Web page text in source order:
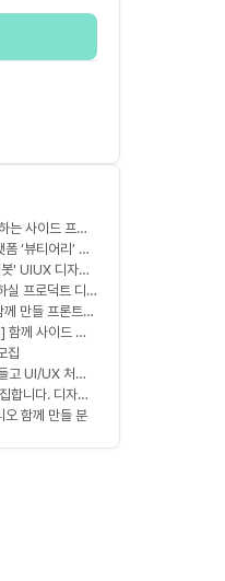
는 사이드 프로
‘뷰티어리’ 디
합니다
' UIUX 디자인
실 프로덕트 디
만들 프론트엔
함께 사이드 프
집
고 UI/UX 처음
' 구합니다
합니다. 디자인
맡습니다 혼자
함께 만들 분